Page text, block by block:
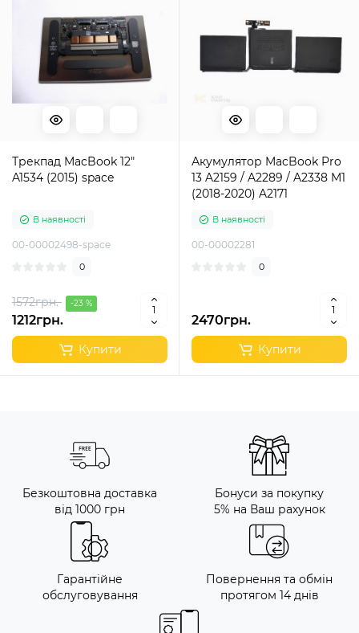
Трекпад MacBook 12"
A1534 (2015) space
В наявності
00-00002498-space
0
1572грн. -23 %
1212грн.
Купити
Акумулятор MacBook Pro
13 A2159 / A2289 / A2338 M1
(2018-2020) A2171
В наявності
00-00002281
0
2470грн.
Купити
Безкоштовна доставка
від 1000 грн
Бонуси за покупку
5% на Ваш рахунок
Гарантійне
обслуговування
Повернення та обмін
протягом 14 днів